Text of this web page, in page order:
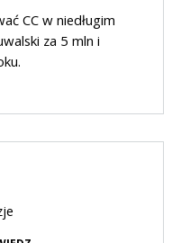
CC w niedługim
za 5 mln i